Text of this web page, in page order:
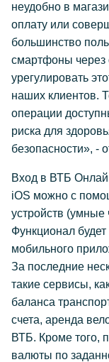
неудобно в
оплату или
большинство
смартфоны
урегулировать
наших клиентов.
операции
риска для
безопасности», -
Вход в ВТБ
iOS можно с
устройств
Функционал
мобильного
За последние
такие сервисы,
баланса
счета, аренда
ВТБ. Кроме того,
валюты по